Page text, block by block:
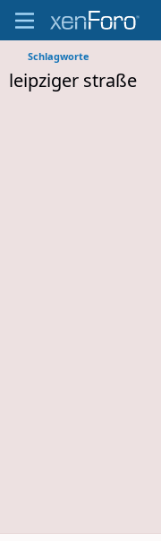
Schlagworte
leipziger straße